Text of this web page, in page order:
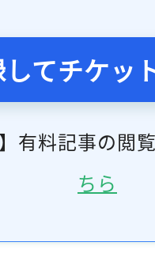
てチケッ
有料記事の閲
ちら